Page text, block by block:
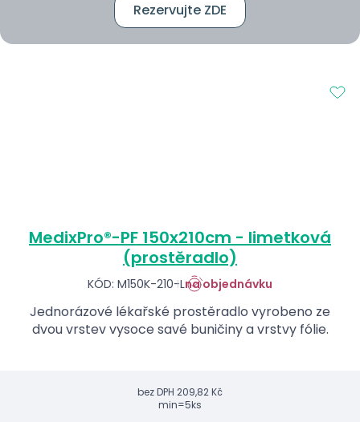
Rezervujte ZDE
MedixPro®-PF 150x210cm - limetková
(prostěradlo)
KÓD: M150K-210-Lna objednávku
Jednorázové lékařské prostěradlo vyrobeno ze
dvou vrstev vysoce savé buničiny a vrstvy fólie.
bez DPH 209,82 Kč
min=5ks